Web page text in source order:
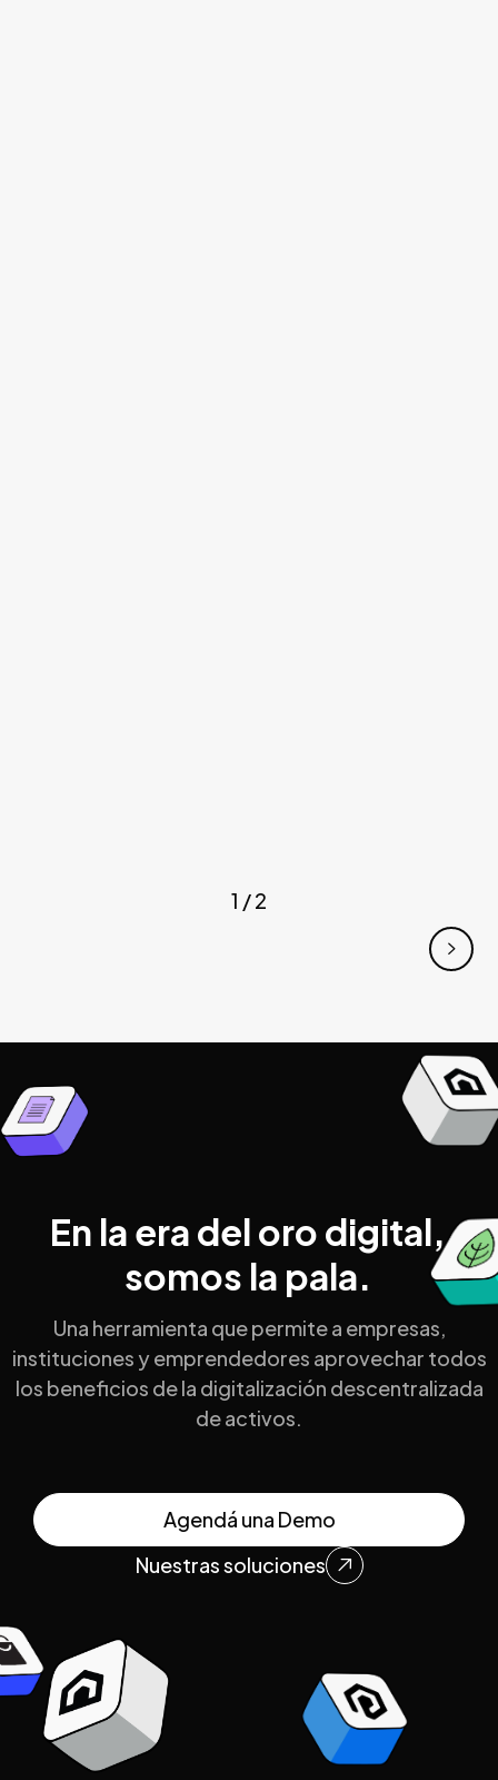

1 / 2
En la era del oro digital,
somos la pala.
Una herramienta que permite a empresas,
instituciones y emprendedores aprovechar todos
los beneficios de la digitalización descentralizada
de activos.
Agendá una Demo
Nuestras soluciones
